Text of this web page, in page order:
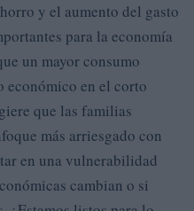
y el aumento del gasto
para la economía
un mayor consumo
económico en el corto
que las familias
más arriesgado con
en una vulnerabilidad
cambian o si